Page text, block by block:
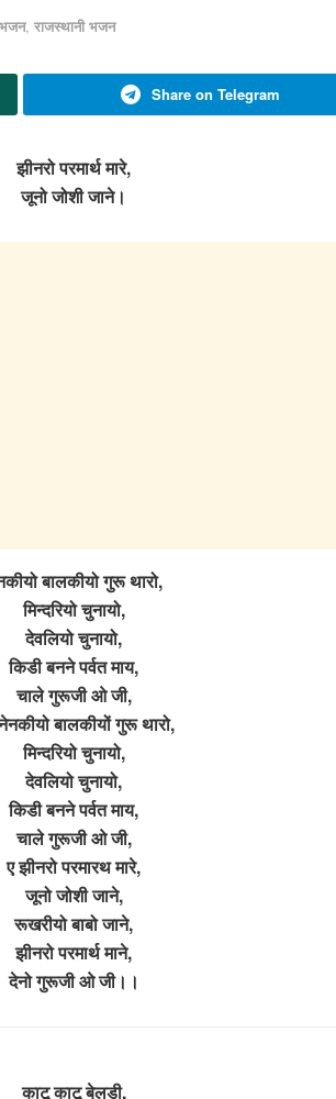
, राजस्थानी भजन
Share on Telegram
झीनरो परमार्थ मारे,
जूनो जोशी जाने।
बालकीयो गुरू थारो,
मिन्दरियो चुनायो,
देवलियो चुनायो,
किडी बनने पर्वत माय,
चाले गुरूजी ओ जी,
बालकीयों गुरू थारो,
मिन्दरियो चुनायो,
देवलियो चुनायो,
किडी बनने पर्वत माय,
चाले गुरूजी ओ जी,
ए झीनरो परमारथ मारे,
जूनो जोशी जाने,
रूखरीयो बाबो जाने,
झीनरो परमार्थ माने,
देनो गुरूजी ओ जी।।
काटू काटू बेलडी,